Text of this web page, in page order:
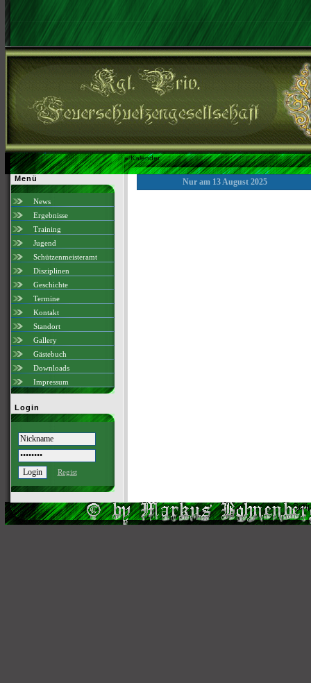
»Kalender
Menü
News
Ergebnisse
Training
Jugend
Schützenmeisteramt
Disziplinen
Geschichte
Termine
Kontakt
Standort
Gallery
Gästebuch
Downloads
Impressum
Login
Regist
Nur am 13 August 2025